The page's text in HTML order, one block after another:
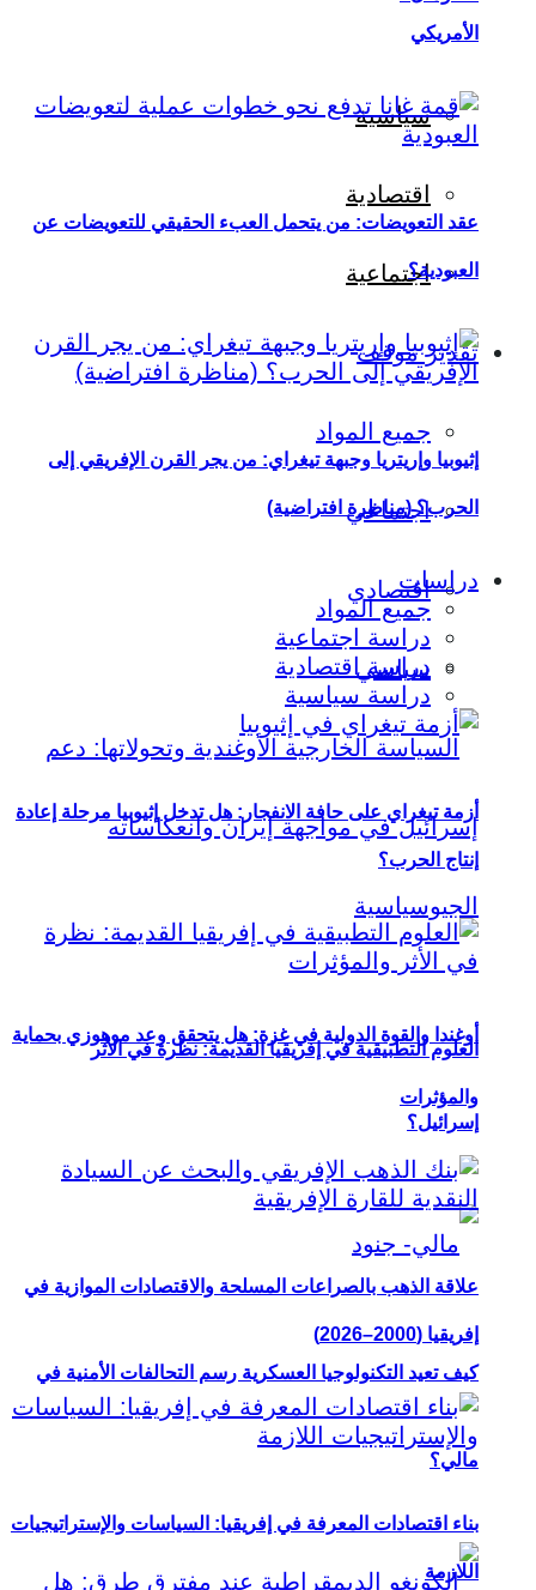
سياسية
اقتصادية
اجتماعية
تقدير موقف
جميع المواد
اجتماعي
اقتصادي
سياسي
أوغندا والقوة الدولية في غزة: هل يتحقق وعد موهوزي بحماية
إسرائيل؟
كيف تعيد التكنولوجيا العسكرية رسم التحالفات الأمنية في
مالي؟
الأمريكي
عقد التعويضات: من يتحمل العبء الحقيقي للتعويضات عن
العبودية؟
إثيوبيا وإريتريا وجبهة تيغراي: من يجر القرن الإفريقي إلى
الحرب؟ (مناظرة افتراضية)
دراسات
جميع المواد
دراسة اجتماعية
دراسة اقتصادية
دراسة سياسية
أزمة تيغراي على حافة الانفجار: هل تدخل إثيوبيا مرحلة إعادة
إنتاج الحرب؟
العلوم التطبيقية في إفريقيا القديمة: نظرة في الأثر
والمؤثرات
علاقة الذهب بالصراعات المسلحة والاقتصادات الموازية في
إفريقيا (2000–2026)
بناء اقتصادات المعرفة في إفريقيا: السياسات والإستراتيجيات
اللازمة